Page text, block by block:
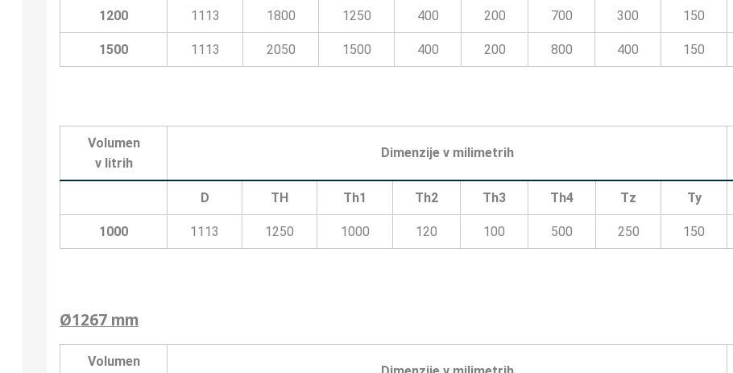
1200 1113 1800 1250 400 200 700 300 150
1500 1113 2050 1500 400 200 800 400 150
Volumen
v litrih
Dimenzije v milimetrih
D TH Th1 Th2 Th3 Th4 Tz Ty
1000 1113 1250 1000 120 100 500 250 150
Ø1267 mm
Volumen